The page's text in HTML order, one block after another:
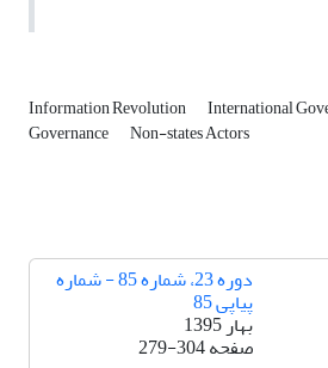
Information Revolution International
Governance Non-states Actors
دوره 23، شماره 85 - شماره
پیاپی 85
بهار 1395
صفحه279-304